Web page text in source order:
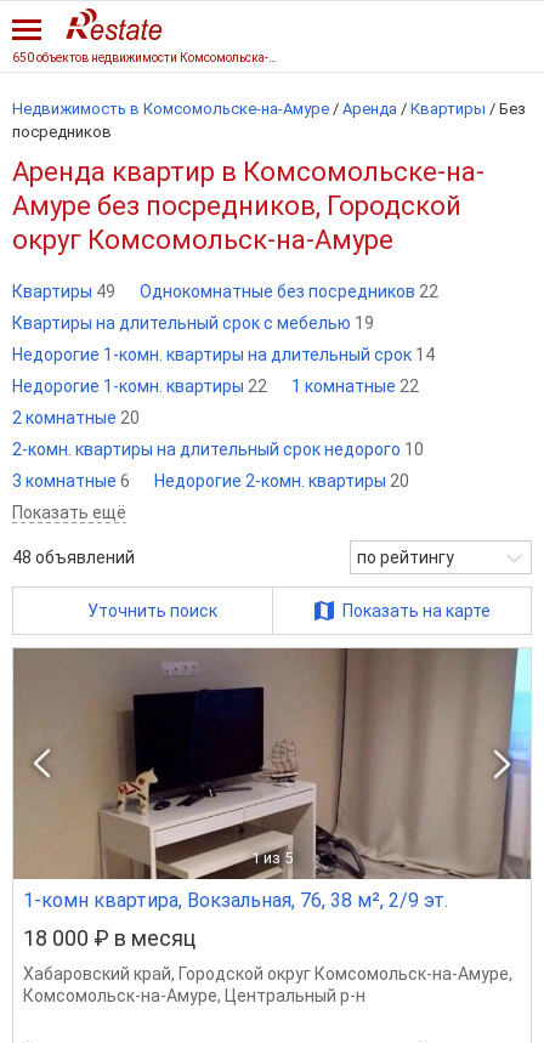
Недвижимость в Комсомольске-на-Амуре / Аренда / Квартиры / Без
посредников
Аренда квартир в Комсомольске-на-
Амуре без посредников, Городской
округ Комсомольск-на-Амуре
Квартиры 49 Однокомнатные без посредников 22
Квартиры на длительный срок с мебелью 19
Недорогие 1-комн. квартиры на длительный срок 14
Недорогие 1-комн. квартиры 22 1 комнатные 22
2 комнатные 20
2-комн. квартиры на длительный срок недорого 10
3 комнатные 6 Недорогие 2-комн. квартиры 20
Показать ещё
48 объявлений по рейтингу
Уточнить поиск Показать на карте
1 из 5
1-комн квартира, Вокзальная, 76, 38 м², 2/9 эт.
18 000 ₽ в месяц
Хабаровский край, Городской округ Комсомольск-на-Амуре,
Комсомольск-на-Амуре, Центральный р-н